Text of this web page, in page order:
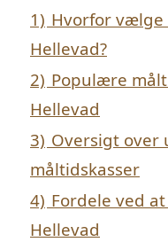
1) Hvorfor vælge
Hellevad?
2) Populære
Hellevad
3) Oversigt over
måltidskasser
4) Fordele ved
Hellevad